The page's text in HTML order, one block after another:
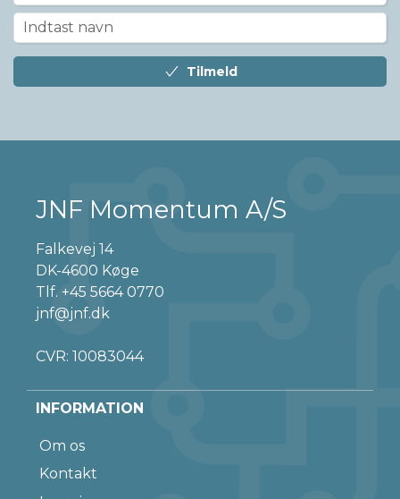
Tilmeld
JNF Momentum A/S
Falkevej 14
DK-4600 Køge
Tlf. +45 5664 0770
jnf@jnf.dk
CVR: 10083044
INFORMATION
Om os
Kontakt